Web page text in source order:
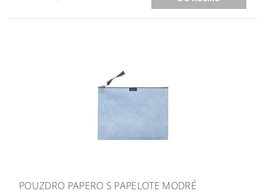
POUZDRO PAPERO S PAPELOTE MODRÉ